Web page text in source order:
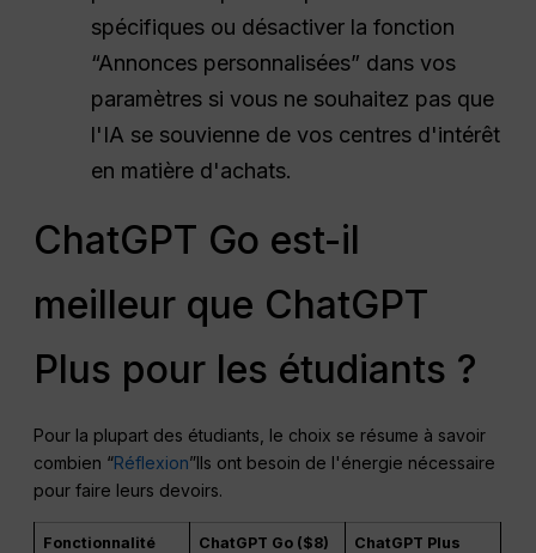
spécifiques ou désactiver la fonction
“Annonces personnalisées” dans vos
paramètres si vous ne souhaitez pas que
l'IA se souvienne de vos centres d'intérêt
en matière d'achats.
ChatGPT Go est-il
meilleur que ChatGPT
Plus pour les étudiants ?
Pour la plupart des étudiants, le choix se résume à savoir
combien “Réflexion”Ils ont besoin de l'énergie nécessaire
pour faire leurs devoirs.
Fonctionnalité ChatGPT Go ($8)
ChatGPT Plus